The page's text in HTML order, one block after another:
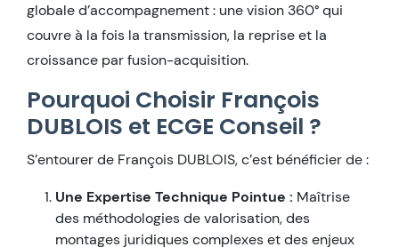
globale d’accompagnement : une vision 360° qui
couvre à la fois la transmission, la reprise et la
croissance par fusion-acquisition.
Pourquoi Choisir François
DUBLOIS et ECGE Conseil ?
S’entourer de François DUBLOIS, c’est bénéficier de :
Une Expertise Technique Pointue : Maîtrise
des méthodologies de valorisation, des
montages juridiques complexes et des enjeux